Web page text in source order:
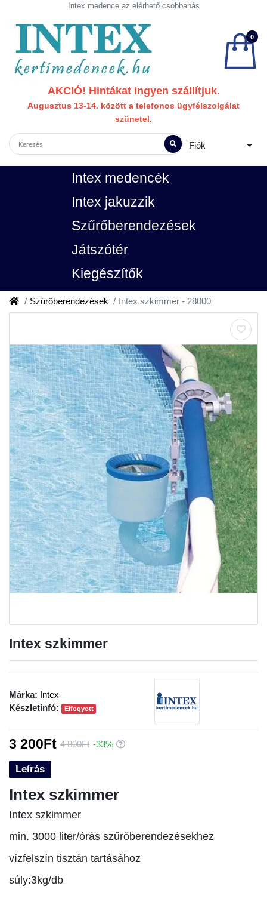
Intex medence az elérhető csobbanás
0
AKCIÓ! Hintákat ingyen szállítjuk.
Augusztus 13-14. között a telefonos ügyfélszolgálat
szünetel.
Fiók
Intex medencék
Intex jakuzzik
Szűrőberendezések
Játszótér
Kiegészítők
Szűrőberendezések Intex szkimmer - 28000
Intex szkimmer
Leírás
Intex szkimmer
Intex szkimmer
min. 3000 liter/órás szűrőberendezésekhez
vízfelszín tisztán tartásához
súly:3kg/db
Márka: Intex
Készletinfó:
Elfogyott
3 200Ft 4 800Ft -33%